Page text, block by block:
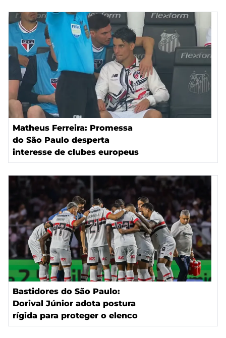
Matheus Ferreira: Promessa
do São Paulo desperta
interesse de clubes europeus
Bastidores do São Paulo:
Dorival Júnior adota postura
rígida para proteger o elenco